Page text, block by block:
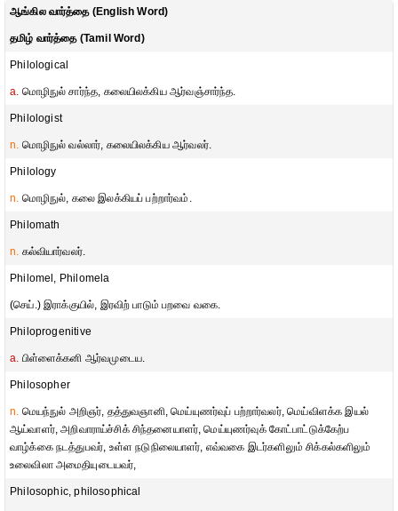
ஆங்கில வார்த்தை (English Word)
தமிழ் வார்த்தை (Tamil Word)
Philological
a. மொழிநுல் சார்ந்த, கலையிலக்கிய ஆர்வஞ்சார்ந்த.
Philologist
n. மொழிநுல் வல்லார், கலையிலக்கிய ஆர்வலர்.
Philology
n. மொழிநுல், கலை இலக்கியப் பற்றார்வம்.
Philomath
n. கல்வியார்வலர்.
Philomel, Philomela
(செய்.) இராக்குயில், இரவிற் பாடும் பறவை வகை.
Philoprogenitive
a. பிள்ளைக்கனி ஆர்வமுடைய.
Philosopher
n. மெயந்நுல் அறிஞர், தத்துவஞானி, மெய்யுணர்வுப் பற்றார்வலர், மெய்விளக்க இயல்
ஆய்வாளர், அறிவாராய்ச்சிக் சிந்தனையாளர், மெய்யுணர்வுக் கோட்பாட்டுக்கேற்ப
வாழ்க்கை நடத்துபவர், உள்ள நடுநிலையாளர், எவ்வகை இடர்களிலும் சிக்கல்களிலும்
உலைவிலா அமைதியுடையவர்,
Philosophic, philosophical